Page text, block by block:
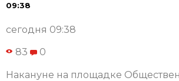
09:38
сегодня 09:38
83 0
Накануне на площадке